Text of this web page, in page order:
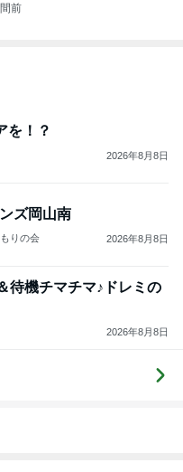
前
を！？
2026年8月8日
ズ岡山南
りの会 2026年8月8日
待機チマチマ♪ドレミの
2026年8月8日